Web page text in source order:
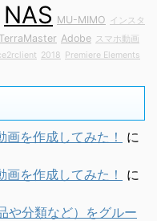
NAS MU-MIMO
インスタ
Adobe スマホ動画
2018 Premiere Elements
を作成してみた！
に
を作成してみた！
に
や分類など）をグルー